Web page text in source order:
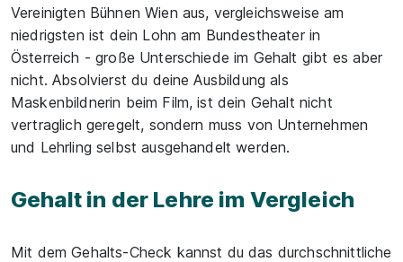
Vereinigten Bühnen Wien aus, vergleichsweise am
niedrigsten ist dein Lohn am Bundestheater in
Österreich - große Unterschiede im Gehalt gibt es aber
nicht. Absolvierst du deine Ausbildung als
Maskenbildnerin beim Film, ist dein Gehalt nicht
vertraglich geregelt, sondern muss von Unternehmen
und Lehrling selbst ausgehandelt werden.
Gehalt in der Lehre im Vergleich
Mit dem Gehalts-Check kannst du das durchschnittliche